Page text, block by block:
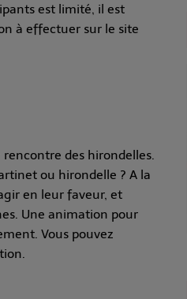
est limité, il est
à effectuer sur le site
des hirondelles.
ou hirondelle ? A la
en leur faveur, et
Une animation pour
Vous pouvez